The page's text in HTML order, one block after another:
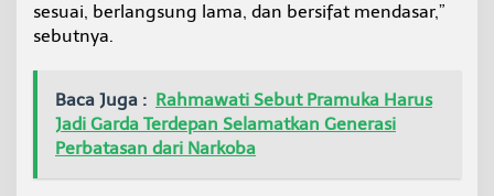
sesuai, berlangsung lama, dan bersifat mendasar,”
sebutnya.
Baca Juga : Rahmawati Sebut Pramuka Harus
Jadi Garda Terdepan Selamatkan Generasi
Perbatasan dari Narkoba